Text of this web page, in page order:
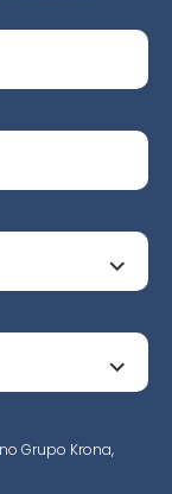
Grupo Krona,